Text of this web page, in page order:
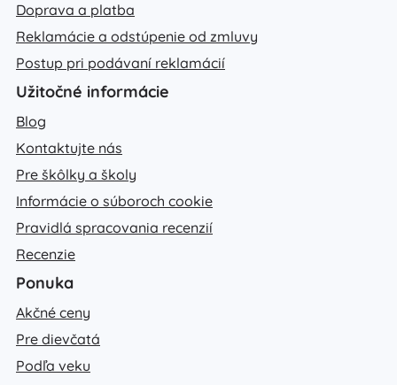
Doprava a platba
Reklamácie a odstúpenie od zmluvy
Postup pri podávaní reklamácií
Užitočné informácie
Blog
Kontaktujte nás
Pre škôlky a školy
Informácie o súboroch cookie
Pravidlá spracovania recenzií
Recenzie
Ponuka
Akčné ceny
Pre dievčatá
Podľa veku